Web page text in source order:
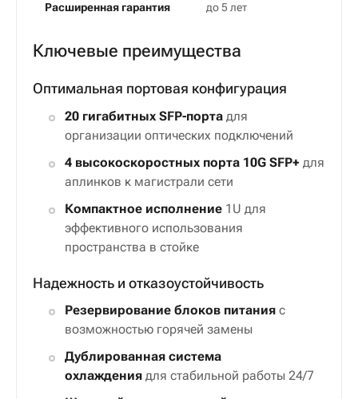
Стекирование до 8 устройств
Блоки питания 2 с горячей заменой
Гарантия
Расширенная гарантия
12 месяцев
до 5 лет
Ключевые преимущества
Оптимальная портовая конфигурация
20 гигабитных SFP-порта
4 высокоскоростных порта 10G SFP+
аплинков к магистрали сети
Компактное исполнение1U для
эффективного использования
пространства в стойке